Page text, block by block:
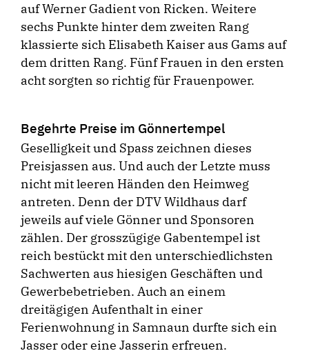
auf Werner Gadient von Ricken. Weitere
sechs Punkte hinter dem zweiten Rang
klassierte sich Elisabeth Kaiser aus Gams auf
dem dritten Rang. Fünf Frauen in den ersten
acht sorgten so richtig für Frauenpower.
Begehrte Preise im Gönnertempel
Geselligkeit und Spass zeichnen dieses
Preisjassen aus. Und auch der Letzte muss
nicht mit leeren Händen den Heimweg
antreten. Denn der DTV Wildhaus darf
jeweils auf viele Gönner und Sponsoren
zählen. Der grosszügige Gabentempel ist
reich bestückt mit den unterschiedlichsten
Sachwerten aus hiesigen Geschäften und
Gewerbebetrieben. Auch an einem
dreitägigen Aufenthalt in einer
Ferienwohnung in Samnaun durfte sich ein
Jasser oder eine Jasserin erfreuen.